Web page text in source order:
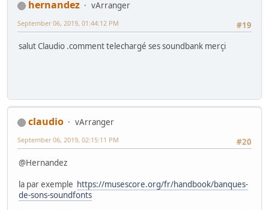
hernandez
vArranger
#19
September 06, 2019, 01:44:12 PM
salut Claudio .comment telechargé ses soundbank merçi
claudio
vArranger
#20
September 06, 2019, 02:15:11 PM
@Hernandez
la par exemple https://musescore.org/fr/handbook/banques-
de-sons-soundfonts